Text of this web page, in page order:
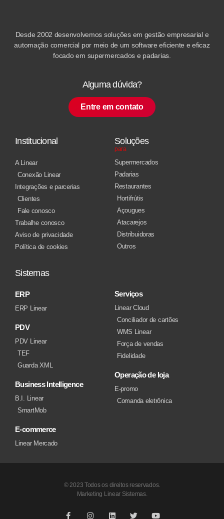
Desde 2002 desenvolvemos soluções em gestão empresarial e
automação comercial por meio de um software eficiente e eficaz
focado em supermercados e padarias.
Alguma dúvida?
Entre em contato
Institucional
A Linear
Conexão Linear
Integrações e parcerias
Clientes
Fale conosco
Trabalhe conosco
Aviso de privacidade
Política de cookies
Soluções
para
Supermercados
Padarias
Restaurantes
Hortifrútis
Açougues
Atacarejos
Distribuidoras
Outros
Sistemas
ERP
ERP Linear
PDV
PDV Linear
TEF
Guarda XML
Business Intelligence
B.I. Linear
SmartMob
E-commerce
Linear Mercado
Serviços
Linear Cloud
Conciliador de cartões
WMS Linear
Força de vendas
Fidelidade
Operação de loja
E-promo
Comanda eletrônica
© 2023 Todos os direitos reservados.
Marketing Linear Sistemas.